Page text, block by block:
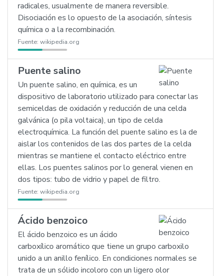
radicales, usualmente de manera reversible.
Disociación es lo opuesto de la asociación, síntesis
química o a la recombinación.
Fuente: wikipedia.org
Puente salino
Un puente salino, en química, es un
dispositivo de laboratorio utilizado para conectar las
semiceldas de oxidación y reducción de una celda
galvánica (o pila voltaica), un tipo de celda
electroquímica. La función del puente salino es la de
aislar los contenidos de las dos partes de la celda
mientras se mantiene el contacto eléctrico entre
ellas. Los puentes salinos por lo general vienen en
dos tipos: tubo de vidrio y papel de filtro.
Fuente: wikipedia.org
Ácido benzoico
El ácido benzoico es un ácido
carboxílico aromático que tiene un grupo carboxilo
unido a un anillo fenílico. En condiciones normales se
trata de un sólido incoloro con un ligero olor